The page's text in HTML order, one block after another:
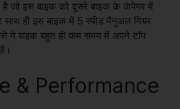
है जो इस बाइक को दूसरे बाइक के कंपेयर में
ही इस बाइक में 5 स्पीड मैनुअल गियर
ये बाइक बहुत ही कम समय में अपने टॉप
& Performance